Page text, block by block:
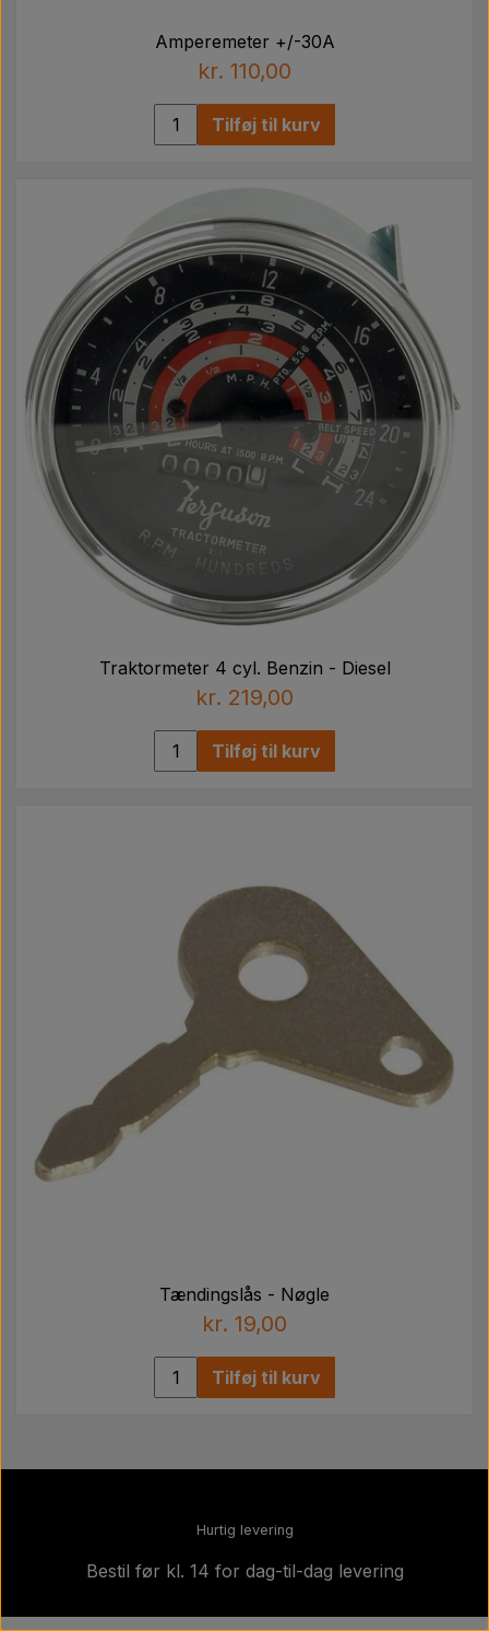
Amperemeter +/-30A
kr. 110,00
Tilføj til kurv
Traktormeter 4 cyl. Benzin - Diesel
kr. 219,00
Tilføj til kurv
Tændingslås - Nøgle
kr. 19,00
Tilføj til kurv
Hurtig levering
Bestil før kl. 14 for dag-til-dag levering